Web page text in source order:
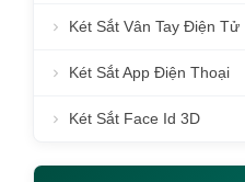
Két Sắt Vân Tay Điện Tử
Két Sắt App Điện Thoại
Két Sắt Face Id 3D